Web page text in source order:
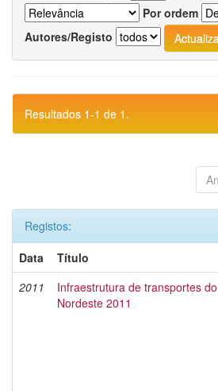
Por ordem
Autores/Registo
Resultados 1-1 de 1.
Registos:
Data
Título
2011
Infraestrutura de transportes do
Nordeste 2011